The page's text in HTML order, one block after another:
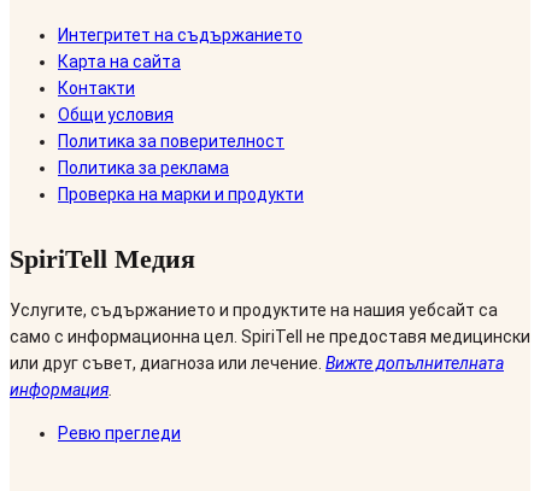
Интегритет на съдържанието
Карта на сайта
Контакти
Общи условия
Политика за поверителност
Политика за реклама
Проверка на марки и продукти
SpiriTell Медия
Услугите, съдържанието и продуктите на нашия уебсайт са
само с информационна цел. SpiriTell не предоставя медицински
или друг съвет, диагноза или лечение. Вижте допълнителната
информация.
Ревю прегледи